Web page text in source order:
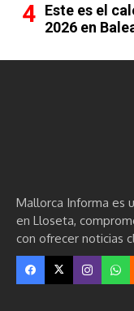
Este es el
2026 en
Mallorca Informa es
en Lloseta,
con ofrecer noticias